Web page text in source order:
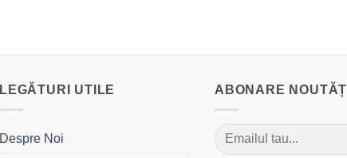
LEGĂTURI UTILE
Despre Noi
ABONARE NOUTĂȚI